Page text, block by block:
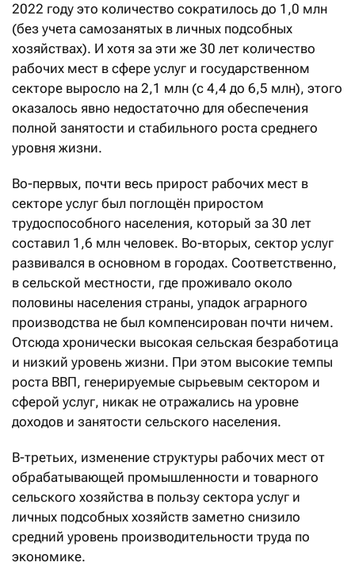
2022 году это количество сократилось до 1,0 млн
(без учета самозанятых в личных подсобных
хозяйствах). И хотя за эти же 30 лет количество
рабочих мест в сфере услуг и государственном
секторе выросло на 2,1 млн (с 4,4 до 6,5 млн), этого
оказалось явно недостаточно для обеспечения
полной занятости и стабильного роста среднего
уровня жизни.
Во-первых, почти весь прирост рабочих мест в
секторе услуг был поглощён приростом
трудоспособного населения, который за 30 лет
составил 1,6 млн человек. Во-вторых, сектор услуг
развивался в основном в городах. Соответственно,
в сельской местности, где проживало около
половины населения страны, упадок аграрного
производства не был компенсирован почти ничем.
Отсюда хронически высокая сельская безработица
и низкий уровень жизни. При этом высокие темпы
роста ВВП, генерируемые сырьевым сектором и
сферой услуг, никак не отражались на уровне
доходов и занятости сельского населения.
В-третьих, изменение структуры рабочих мест от
обрабатывающей промышленности и товарного
сельского хозяйства в пользу сектора услуг и
личных подсобных хозяйств заметно снизило
средний уровень производительности труда по
экономике.